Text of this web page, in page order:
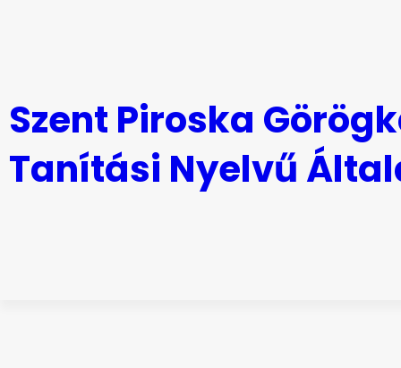
Szent Piroska
Tanítási Nyelvű